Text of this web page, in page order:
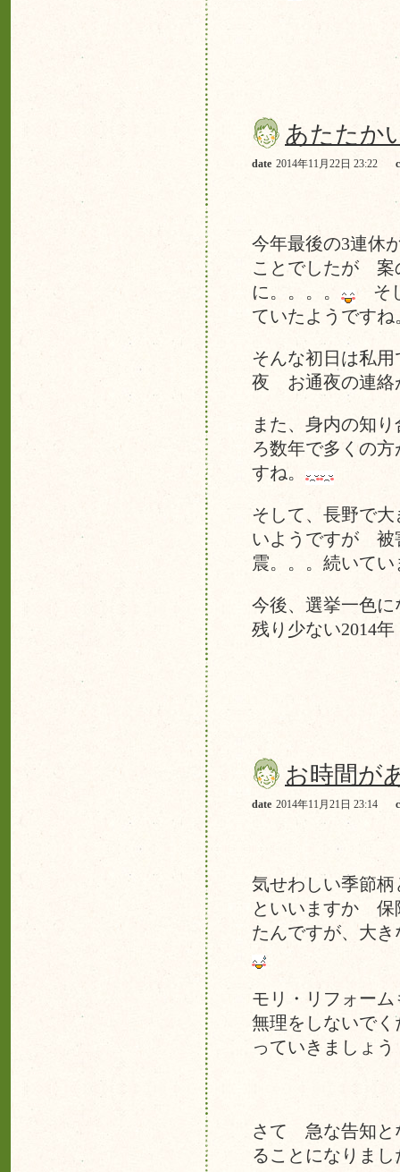
あたたか
date 2014年11月22日 23:22
今年最後の3連休
ことでしたが 案
に。。。。
そ
ていたようですね
そんな初日は私
夜 お通夜の連絡
また、身内の知
ろ数年で多くの
すね。
そして、長野で
いようですが 被
震。。。続いてい
今後、選挙一色
残り少ない2014
お時間が
date 2014年11月21日 23:14
気せわしい季節
といいますか 保
たんですが、大
モリ・リフォー
無理をしないで
っていきましょう
さて 急な告知と
ることになりまし